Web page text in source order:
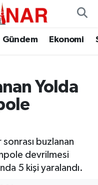
Gündem Ekonomi
Yolda
buzlanan
devrilmesi
5 kişi yaralandı.
Fikstür